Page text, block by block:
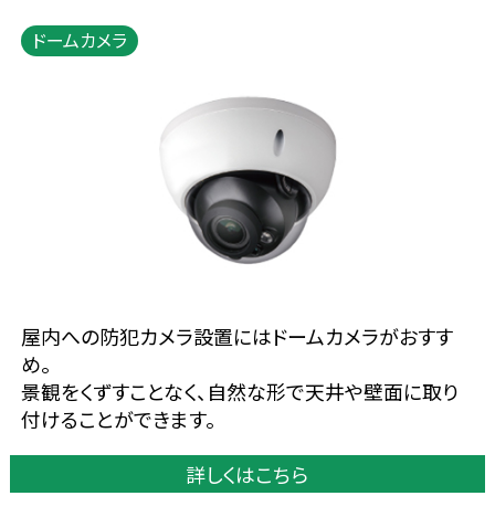
ドームカメラ
屋内への防犯カメラ設置にはドームカメラがおすす
め。
景観をくずすことなく、自然な形で天井や壁面に取り
付けることができます。
詳しくはこちら